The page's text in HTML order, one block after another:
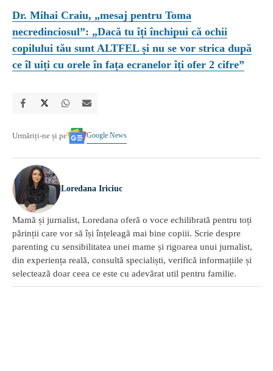
Dr. Mihai Craiu, „mesaj pentru Toma
necredinciosul”: „Dacă tu îți închipui că ochii
copilului tău sunt ALTFEL și nu se vor strica după
ce îl uiți cu orele în fața ecranelor îți ofer 2 cifre”
Urmăriți-ne și pe Google News
Loredana Iriciuc
Mamă și jurnalist, Loredana oferă o voce echilibrată pentru toți
părinții care vor să își înțeleagă mai bine copiii. Scrie despre
parenting cu sensibilitatea unei mame și rigoarea unui jurnalist,
din experiența reală, consultă specialiști, verifică informațiile și
selectează doar ceea ce este cu adevărat util pentru familie.